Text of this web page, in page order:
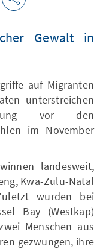
Gewalt in
auf Migranten
unterstreichen
vor den
im November
landesweit,
Kwa-Zulu-Natal
wurden bei
Bay (Westkap)
Menschen aus
gezwungen, ihre